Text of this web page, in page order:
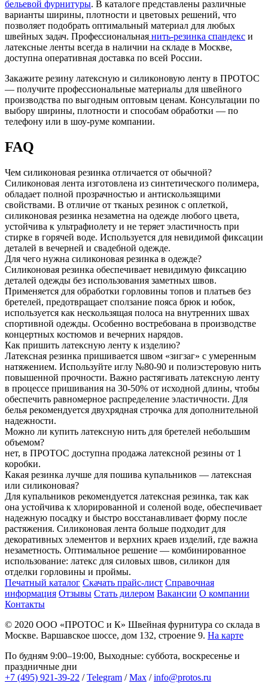
бельевой фурнитуры. В каталоге представлены различные
варианты ширины, плотности и цветовых решений, что
позволяет подобрать оптимальный материал для любых
швейных задач. Профессиональная нить-резинка спандекс и
латексные ленты всегда в наличии на складе в Москве,
доступна оперативная доставка по всей России.
Закажите резину латексную и силиконовую ленту в ПРОТОС
— получите профессиональные материалы для швейного
производства по выгодным оптовым ценам. Консультации по
выбору ширины, плотности и способам обработки — по
телефону или в шоу-руме компании.
FAQ
Чем силиконовая резинка отличается от обычной?
Силиконовая лента изготовлена из синтетического полимера,
обладает полной прозрачностью и антискользящими
свойствами. В отличие от тканых резинок с оплеткой,
силиконовая резинка незаметна на одежде любого цвета,
устойчива к ультрафиолету и не теряет эластичность при
стирке в горячей воде. Используется для невидимой фиксации
деталей в вечерней и свадебной одежде.
Для чего нужна силиконовая резинка в одежде?
Силиконовая резинка обеспечивает невидимую фиксацию
деталей одежды без использования заметных швов.
Применяется для обработки горловины топов и платьев без
бретелей, предотвращает сползание пояса брюк и юбок,
используется как нескользящая полоса на внутренних швах
спортивной одежды. Особенно востребована в производстве
концертных костюмов и вечерних нарядов.
Как пришить латексную ленту к изделию?
Латексная резинка пришивается швом «зигзаг» с умеренным
натяжением. Используйте иглу №80-90 и полиэстеровую нить
повышенной прочности. Важно растягивать латексную ленту
в процессе пришивания на 30-50% от исходной длины, чтобы
обеспечить равномерное распределение эластичности. Для
белья рекомендуется двухрядная строчка для дополнительной
надежности.
Можно ли купить латексную нить для бретелей небольшим
объемом?
нет, в ПРОТОС доступна продажа латексной резины от 1
коробки.
Какая резинка лучше для пошива купальников — латексная
или силиконовая?
Для купальников рекомендуется латексная резинка, так как
она устойчива к хлорированной и соленой воде, обеспечивает
надежную посадку и быстро восстанавливает форму после
растяжения. Силиконовая лента больше подходит для
декоративных элементов и верхних краев изделий, где важна
незаметность. Оптимальное решение — комбинированное
использование: латекс для силовых швов, силикон для
отделки горловины и проймы.
Печатный каталог Скачать прайс-лист Справочная
информация Отзывы Стать дилером Вакансии О компании
Контакты
© 2020 ООО «ПРОТОС и К» Швейная фурнитура со склада в
Москве. Варшавское шоссе, дом 132, строение 9. На карте
По будням 9:00–19:00, Выходные: суббота, воскресенье и
праздничные дни
+7 (495) 921-39-22 /Telegram /Max /info@protos.ru